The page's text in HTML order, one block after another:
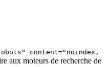
content="noindex,
aux moteurs de recherche de